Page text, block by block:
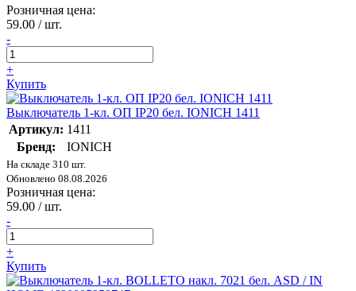
Розничная цена:
59.00 / шт.
-
+
Купить
Выключатель 1-кл. ОП IP20 бел. IONICH 1411
Артикул: 1411
Бренд:
IONICH
На складе 310 шт.
Обновлено 08.08.2026
Розничная цена:
59.00 / шт.
-
+
Купить